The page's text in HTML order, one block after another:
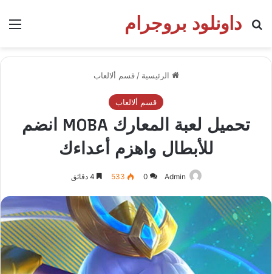
داونلود بروجرام
بحث عن
الرئيسية / قسم ألالعاب
قسم ألالعاب
تحميل لعبة المعارك MOBA انضم
للأبطال واهزم أعداءك
Admin
0
533